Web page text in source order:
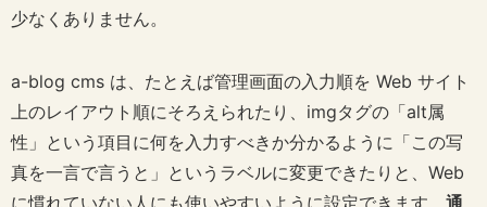
少なくありません。
a-blog cms は、たとえば管理画面の入力順を Web サイト
上のレイアウト順にそろえられたり、imgタグの「alt属
性」という項目に何を入力すべきか分かるように「この写
真を一言で言うと」というラベルに変更できたりと、Web
に慣れていない人にも使いやすいように設定できます。 通